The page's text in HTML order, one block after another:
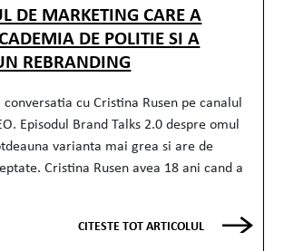
DE MARKETING CARE A
DE POLITIE SI A
REBRANDING
cu Cristina Rusen pe canalul
Episodul Brand Talks 2.0 despre omul
varianta mai grea si are de
Cristina Rusen avea 18 ani cand a
CITESTE TOT ARTICOLUL